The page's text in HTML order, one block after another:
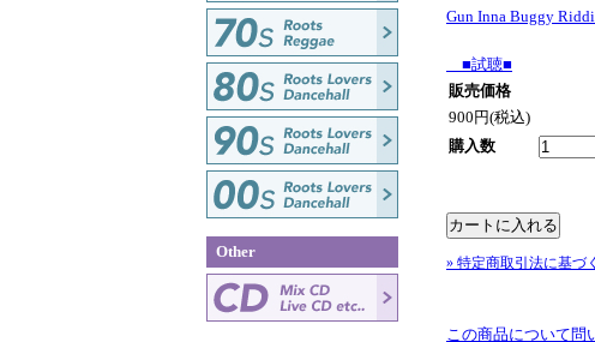
Gun Inna Buggy
■試聴■
販売価格
900円(税込)
購入数
» 特定商取引法に基づ
この商品について問
Other